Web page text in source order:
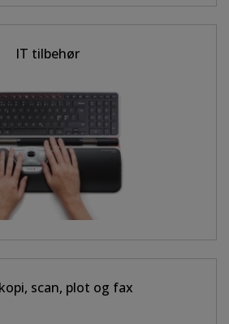
IT tilbehør
scan, plot og fax